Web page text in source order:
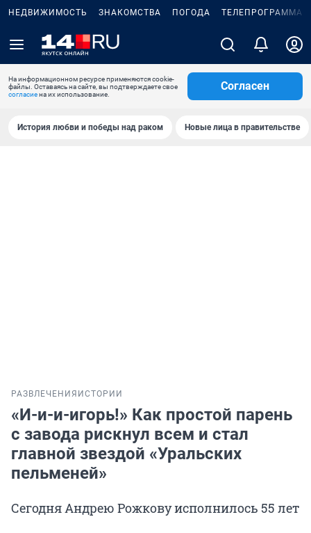
НЕДВИЖИМОСТЬ ЗНАКОМСТВА ПОГОДА ТЕЛЕПРОГРАММА
На информационном ресурсе применяются cookie-
файлы. Оставаясь на сайте, вы подтверждаете свое
согласиена их использование.
Согласен
История любви и победы над раком Новые лица в правительстве
РАЗВЛЕЧЕНИЯ ИСТОРИИ
«И-и-и-игорь!» Как простой парень
с завода рискнул всем и стал
главной звездой «Уральских
пельменей»
Сегодня Андрею Рожкову исполнилось 55 лет